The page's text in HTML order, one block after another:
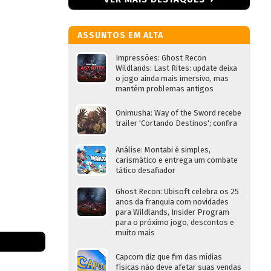
ASSUNTOS EM ALTA
Impressões: Ghost Recon
Wildlands: Last Rites: update deixa
o jogo ainda mais imersivo, mas
mantém problemas antigos
Onimusha: Way of the Sword recebe
trailer 'Cortando Destinos'; confira
Análise: Montabi é simples,
carismático e entrega um combate
tático desafiador
Ghost Recon: Ubisoft celebra os 25
anos da franquia com novidades
para Wildlands, Insider Program
para o próximo jogo, descontos e
muito mais
Capcom diz que fim das mídias
físicas não deve afetar suas vendas